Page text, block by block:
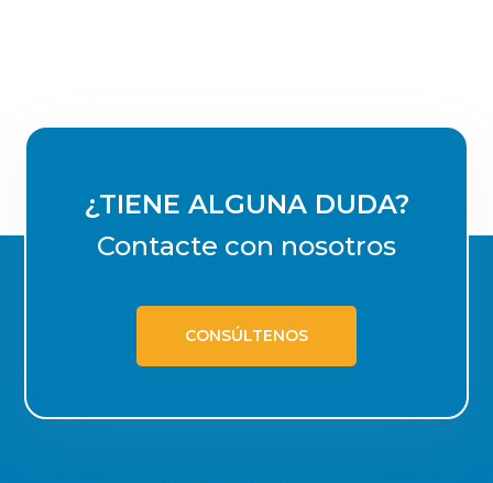
¿TIENE ALGUNA DUDA?
Contacte con nosotros
CONSÚLTENOS